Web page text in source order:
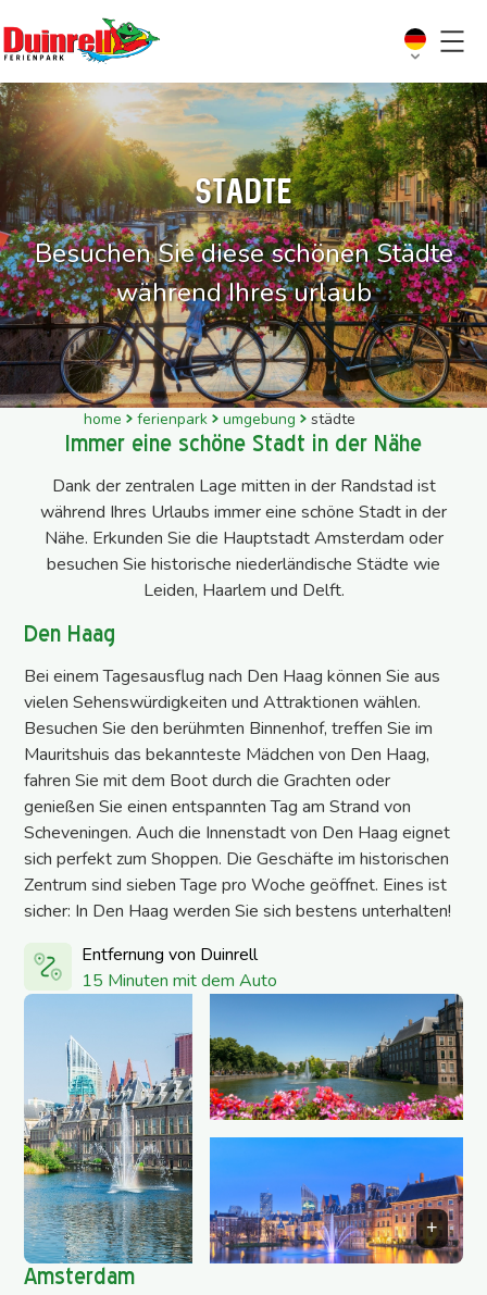
Städte
Besuchen Sie diese schönen Städte
während Ihres urlaub
home ferienpark umgebung städte
Immer eine schöne Stadt in der Nähe
Dank der zentralen Lage mitten in der Randstad ist
während Ihres Urlaubs immer eine schöne Stadt in der
Nähe. Erkunden Sie die Hauptstadt Amsterdam oder
besuchen Sie historische niederländische Städte wie
Leiden, Haarlem und Delft.
Den Haag
Bei einem Tagesausflug nach Den Haag können Sie aus
vielen Sehenswürdigkeiten und Attraktionen wählen.
Besuchen Sie den berühmten Binnenhof, treffen Sie im
Mauritshuis das bekannteste Mädchen von Den Haag,
fahren Sie mit dem Boot durch die Grachten oder
genießen Sie einen entspannten Tag am Strand von
Scheveningen. Auch die Innenstadt von Den Haag eignet
sich perfekt zum Shoppen. Die Geschäfte im historischen
Zentrum sind sieben Tage pro Woche geöffnet. Eines ist
sicher: In Den Haag werden Sie sich bestens unterhalten!
Entfernung von Duinrell
15 Minuten mit dem Auto
Amsterdam